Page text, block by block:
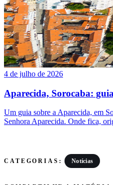
4 de julho de 2026
Aparecida, Sorocaba:
Um guia sobre a Aparecida, em
Senhora Aparecida. Onde fica,
CATEGORIAS: Notícias